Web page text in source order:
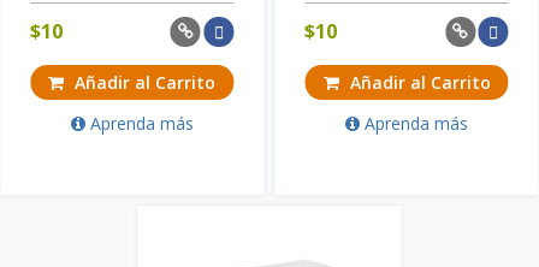
$10
Añadir al Carrito
Aprenda más
$10
Añadir al Carrito
Aprenda más